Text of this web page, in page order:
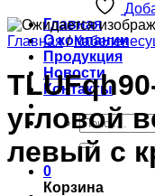
Главная
О компании
Продукция
Новости
Контакты
Искать:
0
Корзина
Главная /
угловой
левый с